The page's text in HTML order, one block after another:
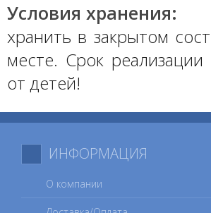
Условия хранения:
хранить в закрытом
месте. Срок реализации
от детей!
ИНФОРМАЦИЯ
О компании